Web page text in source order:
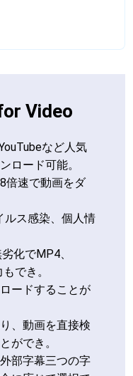
Video
など人気
ロード可能。
倍速で動画をダ
ルス感染、個人情
化でMP4、
でき。
ードすることが
、動画を直接検
ができ。
部字幕三つの字